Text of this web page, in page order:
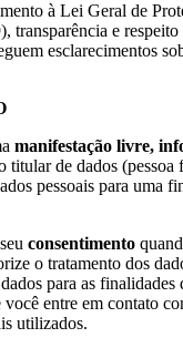
à Lei Geral de
e respeito
esclarecimentos
manifestação livre,
titular de dados
pessoais para uma
consentimento
o tratamento dos
para as finalidades
você entre em contato
utilizados.